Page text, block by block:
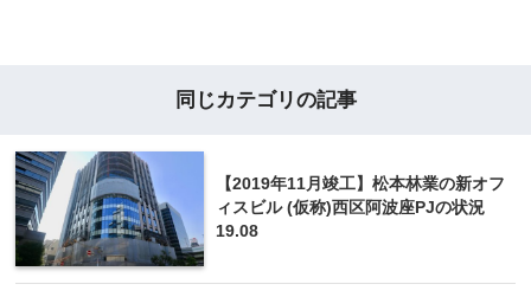
同じカテゴリの記事
【2019年11月竣工】松本林業の新オフ
ィスビル (仮称)西区阿波座PJの状況
19.08